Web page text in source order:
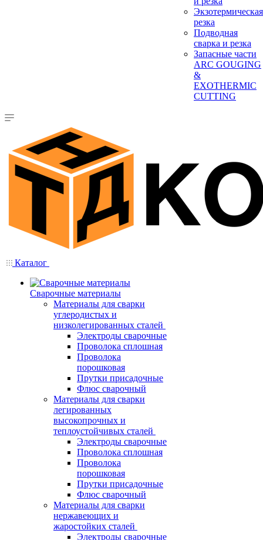
Экзотермическая
резка
Подводная
сварка и резка
Запасные части
ARC GOUGING
&
EXOTHERMIC
CUTTING
Каталог
Сварочные материалы
Материалы для сварки
углеродистых и
низколегированных сталей
Электроды сварочные
Проволока сплошная
Проволока
порошковая
Прутки присадочные
Флюс сварочный
Материалы для сварки
легированных
высокопрочных и
теплоустойчивых сталей
Электроды сварочные
Проволока сплошная
Проволока
порошковая
Прутки присадочные
Флюс сварочный
Материалы для сварки
нержавеющих и
жаростойких сталей
Электроды сварочные